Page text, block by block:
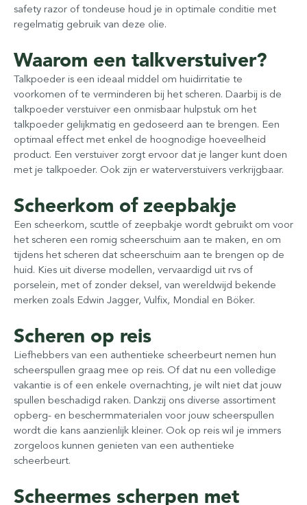
safety razor of tondeuse houd je in optimale conditie met
regelmatig gebruik van deze olie.
Waarom een talkverstuiver?
Talkpoeder is een ideaal middel om huidirritatie te
voorkomen of te verminderen bij het scheren. Daarbij is de
talkpoeder verstuiver een onmisbaar hulpstuk om het
talkpoeder gelijkmatig en gedoseerd aan te brengen. Een
optimaal effect met enkel de hoognodige hoeveelheid
product. Een verstuiver zorgt ervoor dat je langer kunt doen
met je talkpoeder. Ook zijn er waterverstuivers verkrijgbaar.
Scheerkom of zeepbakje
Een scheerkom, scuttle of zeepbakje wordt gebruikt om voor
het scheren een romig scheerschuim aan te maken, en om
tijdens het scheren dat scheerschuim aan te brengen op de
huid. Kies uit diverse modellen, vervaardigd uit rvs of
porselein, met of zonder deksel, van wereldwijd bekende
merken zoals Edwin Jagger, Vulfix, Mondial en Böker.
Scheren op reis
Liefhebbers van een authentieke scheerbeurt nemen hun
scheerspullen graag mee op reis. Of dat nu een volledige
vakantie is of een enkele overnachting, je wilt niet dat jouw
spullen beschadigd raken. Dankzij ons diverse assortiment
opberg- en beschermmaterialen voor jouw scheerspullen
wordt die kans aanzienlijk kleiner. Ook op reis wil je immers
zorgeloos kunnen genieten van een authentieke
scheerbeurt.
Scheermes scherpen met